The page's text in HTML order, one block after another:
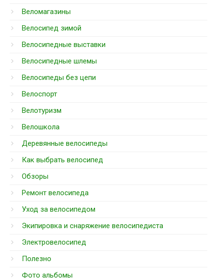
Веломагазины
Велосипед зимой
Велосипедные выставки
Велосипедные шлемы
Велосипеды без цепи
Велоспорт
Велотуризм
Велошкола
Деревянные велосипеды
Как выбрать велосипед
Обзоры
Ремонт велосипеда
Уход за велосипедом
Экипировка и снаряжение велосипедиста
Электровелосипед
Полезно
Фото альбомы